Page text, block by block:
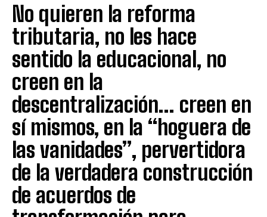
No quieren la reforma
tributaria, no les hace
sentido la educacional, no
creen en la
descentralización… creen en
sí mismos, en la “hoguera de
las vanidades”, pervertidora
de la verdadera construcción
de acuerdos de